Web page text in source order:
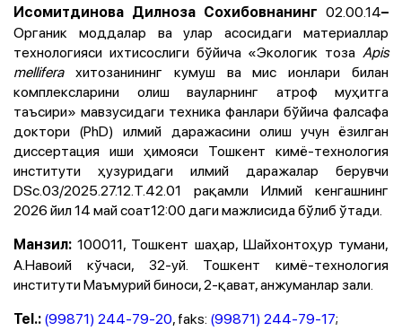
Исомитдинова Дилноза Сохибовнанинг 02.00.14–
Органик моддалар ва улар асосидаги материаллар
технологияси ихтисослиги бўйича «Экологик тоза Apis
mellifera хитозанининг кумуш ва мис ионлари билан
комплексларини олиш вауларнинг атроф муҳитга
таъсири» мавзусидаги техника фанлари бўйича фалсафа
доктори (PhD) илмий даражасини олиш учун ёзилган
диссертaция иши ҳимояси Тошкент кимё-технология
институти ҳузуридаги илмий даражалар берувчи
DSc.03/2025.27.12.Т.42.01 рақамли Илмий кенгашнинг
2026 йил 14 май соат12:00 даги мажлисида бўлиб ўтади.
Манзил: 100011, Тошкент шаҳар, Шайхонтоҳур тумани,
А.Навоий кўчаси, 32-уй. Тошкент кимё-технология
институти Маъмурий биноси, 2-қават, анжуманлар зали.
Tel.: (99871) 244-79-20, faks: (99871) 244-79-17;